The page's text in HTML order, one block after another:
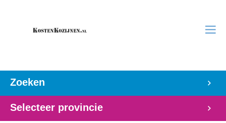
Zoeken
Selecteer provincie